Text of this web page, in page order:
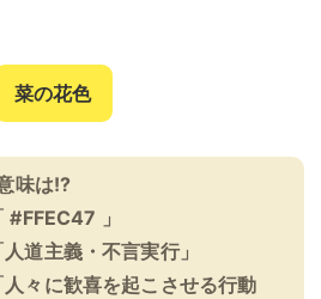
菜の花色
味は!?
#FFEC47 」
主義・不言実行」
々に歓喜を起こさせる行動